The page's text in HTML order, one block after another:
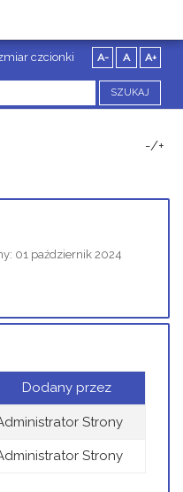
czcionki A- A A+
SZUKAJ
-/+
01 październik 2024
Dodany przez
Strony
Strony